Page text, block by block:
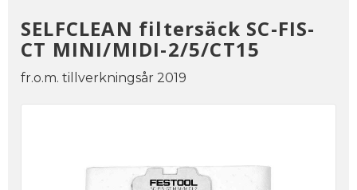
SELFCLEAN filtersäck SC-FIS-
CT MINI/MIDI-2/5/CT15
fr.o.m. tillverkningsår 2019